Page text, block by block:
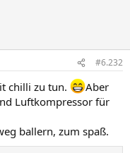
#6.232
chilli zu tun.
Aber
Luftkompressor für
ballern, zum spaß.